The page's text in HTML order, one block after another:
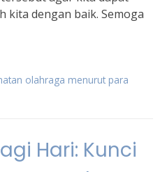
kita dengan baik. Semoga
olahraga menurut para
Hari: Kunci